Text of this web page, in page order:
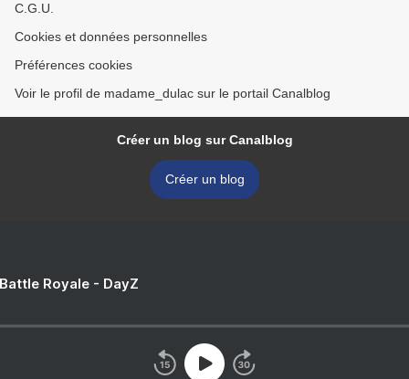
C.G.U.
Cookies et données personnelles
Préférences cookies
Voir le profil de madame_dulac sur le portail Canalblog
Créer un blog sur Canalblog
Créer un blog
Royale - DayZ